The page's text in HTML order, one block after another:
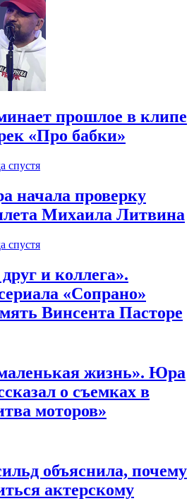
прошлое в клипе
«Про бабки»
спустя
начала проверку
Михаила Литвина
спустя
и коллега».
«Сопрано»
Винсента Пасторе
жизнь». Юра
о съемках в
моторов»
объяснила, почему
актерскому